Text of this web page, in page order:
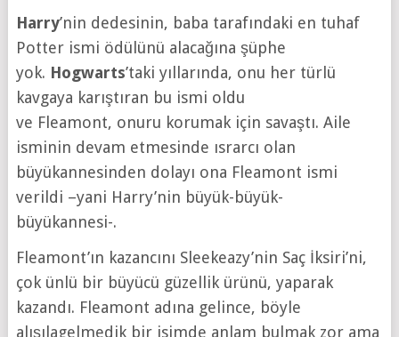
Harry’nin dedesinin, baba tarafındaki en tuhaf
Potter ismi ödülünü alacağına şüphe
yok. Hogwarts’taki yıllarında, onu her türlü
kavgaya karıştıran bu ismi oldu
ve Fleamont, onuru korumak için savaştı. Aile
isminin devam etmesinde ısrarcı olan
büyükannesinden dolayı ona Fleamont ismi
verildi –yani Harry’nin büyük-büyük-
büyükannesi-.
Fleamont’ın kazancını Sleekeazy’nin Saç İksiri’ni,
çok ünlü bir büyücü güzellik ürünü, yaparak
kazandı. Fleamont adına gelince, böyle
alışılagelmedik bir isimde anlam bulmak zor ama